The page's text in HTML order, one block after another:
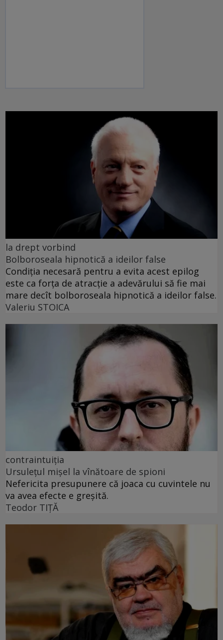
la drept vorbind
Bolboroseala hipnotică a ideilor false
Condiția necesară pentru a evita acest epilog
este ca forța de atracție a adevărului să fie mai
mare decît bolboroseala hipnotică a ideilor false.
Valeriu STOICA
contraintuiția
Ursulețul mișel la vînătoare de spioni
Nefericita presupunere că joaca cu cuvintele nu
va avea efecte e greșită.
Teodor TIŢĂ